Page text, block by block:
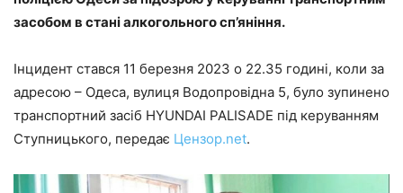
засобом в стані алкогольного сп’яніння.
Інцидент стався 11 березня 2023 о 22.35 годині, коли за
адресою – Одеса, вулиця Водопровідна 5, було зупинено
транспортний засіб HYUNDAI PALISADE під керуванням
Ступницького, передає Цензор.net.